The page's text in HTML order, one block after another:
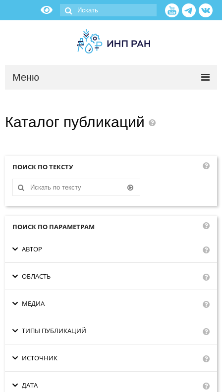
Меню
О нас
Администрация
Сотрудники
Отчетность
Противодействие коррупции
Каталог публикаций
ПОИСК ПО ТЕКСТУ
ПОИСК ПО ПАРАМЕТРАМ
АВТОР
ОБЛАСТЬ
МЕДИА
ТИПЫ ПУБЛИКАЦИЙ
ИСТОЧНИК
ДАТА